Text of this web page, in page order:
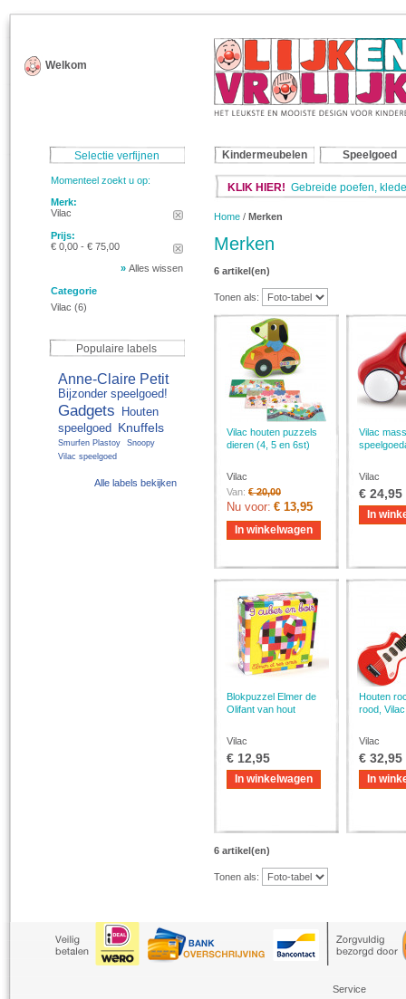
Welkom
Kindermeubelen Speelgoed
KLIK HIER! Gebreide poefen,
Home / Merken
Merken
6 artikel(en)
Tonen als:
Vilac houten puzzels
dieren (4, 5 en 6st)
Vilac
Van: € 20,00
Nu voor: € 13,95
In winkelwagen
Vilac
Vilac
€ 24,95
In
Blokpuzzel Elmer de
Olifant van hout
Vilac
€ 12,95
In winkelwagen
Houten
rood, Vilac
Vilac
€ 32,95
In
6 artikel(en)
Tonen als:
Selectie verfijnen
Momenteel zoekt u op:
Merk:
Vilac
Prijs:
€ 0,00 - € 75,00
» Alles wissen
Categorie
Vilac (6)
Populaire labels
Anne-Claire Petit
Bijzonder speelgoed!
Gadgets
Houten
speelgoed
Knuffels
Smurfen Plastoy
Snoopy
Vilac speelgoed
Alle labels bekijken
Service